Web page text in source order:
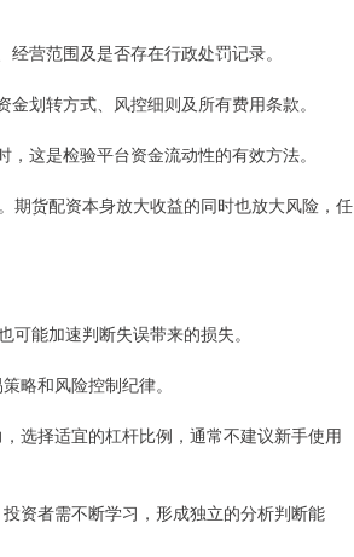
营范围及是否存在行政处罚记录。
划转方式、风控细则及所有费用条款。
这是检验平台资金流动性的有效方法。
期货配资本身放大收益的同时也放大风险，任
能加速判断失误带来的损失。
略和风险控制纪律。
选择适宜的杠杆比例，通常不建议新手使用
资者需不断学习，形成独立的分析判断能